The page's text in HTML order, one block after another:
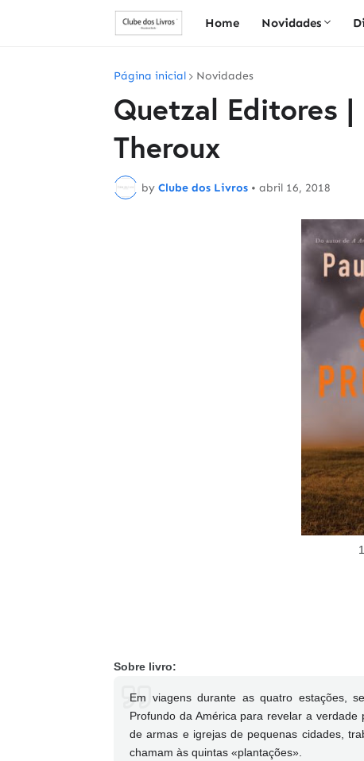
Home Novidades
Página inicial Novidades
Quetzal Editores |
Theroux
by Clube dos Livros • abril 16, 2018
Sobre livro:
Em viagens durante as quatro estações,
Profundo da América para revelar a
de armas e igrejas de pequenas cidades,
chamam às quintas «plantações».